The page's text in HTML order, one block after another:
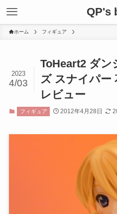
QP's
ホーム フィギュア
ToHeart2 ダン
ズ スナイパー
レビュー
2023
4/03
フィギュア 2012年4月28日